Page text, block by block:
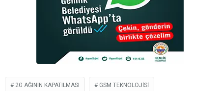
2G AĞININ KAPATILMASI GSM TEKNOLOJISI